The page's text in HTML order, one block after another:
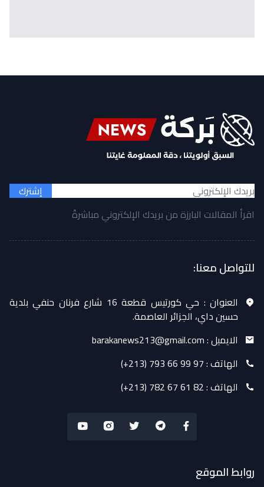
إشترك
اقرأ المقالات البارزة من بريدك الإلكتروني مباشرةً
للتواصل معنا:
العنوان :
حي كورتيس قطعة 16 شارع فرنان حنفي بلدية
حسين داي، الجزائر العاصمة.
الايميل :barakanews213@gmail.com
الهاتف :(+213) 793 66 99 97
الهاتف :(+213) 782 67 61 82
روابط الموقع